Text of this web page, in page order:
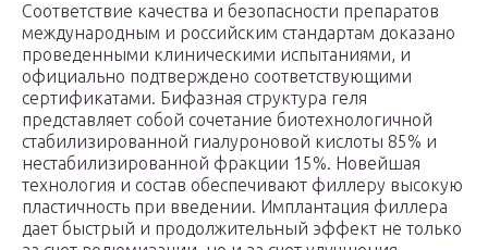
Соответствие качества и безопасности препаратов
международным и российским стандартам доказано
проведенными клиническими испытаниями, и
официально подтверждено соответствующими
сертификатами. Бифазная структура геля
представляет собой сочетание биотехнологичной
стабилизированной гиалуроновой кислоты 85% и
нестабилизированной фракции 15%. Новейшая
технология и состав обеспечивают филлеру высокую
пластичность при введении. Имплантация филлера
дает быстрый и продолжительный эффект не только